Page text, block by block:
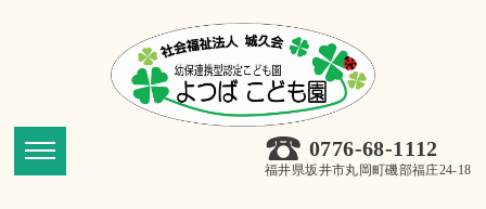
0776-68-1112
福井県坂井市丸岡町磯部福庄24-18